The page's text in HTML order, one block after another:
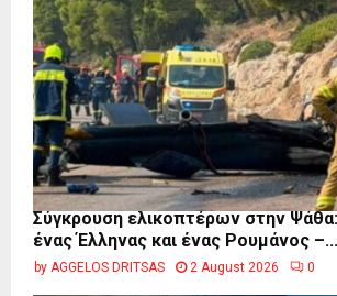
Σύγκρουση ελικοπτέρων στην
ένας Έλληνας και ένας Ρουμάνος –...
by AGGELOS DRITSAS 2 August 2026 0